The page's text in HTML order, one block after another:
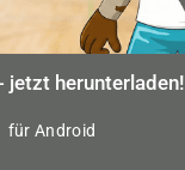
jetzt herunterladen!
für Android